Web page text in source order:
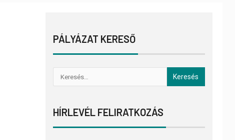
PÁLYÁZAT KERESŐ
HÍRLEVÉL FELIRATKOZÁS